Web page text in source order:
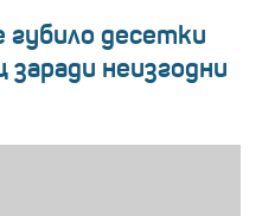
губило десетки
заради неизгодни